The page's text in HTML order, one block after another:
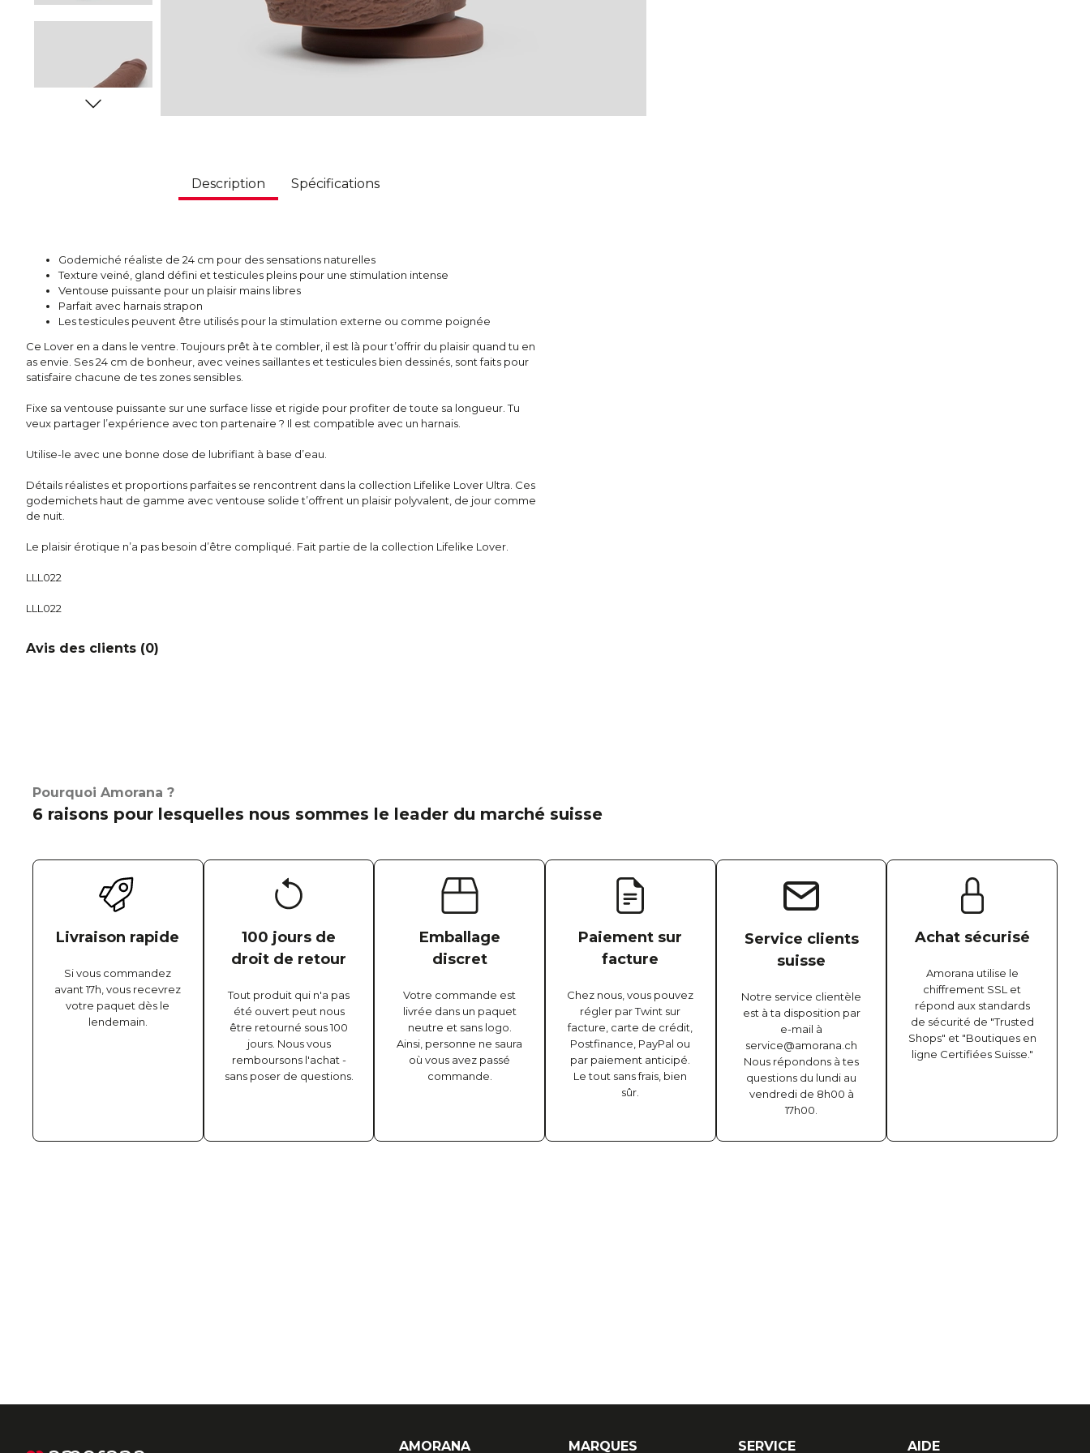
Description Spécifications
Godemiché réaliste de 24 cm pour des sensations naturelles
Texture veiné, gland défini et testicules pleins pour une stimulation intense
Ventouse puissante pour un plaisir mains libres
Parfait avec harnais strapon
Les testicules peuvent être utilisés pour la stimulation externe ou comme poignée
Ce Lover en a dans le ventre. Toujours prêt à te combler, il est là pour t’offrir du plaisir quand tu en
as envie. Ses 24 cm de bonheur, avec veines saillantes et testicules bien dessinés, sont faits pour
satisfaire chacune de tes zones sensibles.
Fixe sa ventouse puissante sur une surface lisse et rigide pour profiter de toute sa longueur. Tu
veux partager l’expérience avec ton partenaire ? Il est compatible avec un harnais.
Utilise-le avec une bonne dose de lubrifiant à base d’eau.
Détails réalistes et proportions parfaites se rencontrent dans la collection Lifelike Lover Ultra. Ces
godemichets haut de gamme avec ventouse solide t’offrent un plaisir polyvalent, de jour comme
de nuit.
Le plaisir érotique n’a pas besoin d’être compliqué. Fait partie de la collection Lifelike Lover.
LLL022
LLL022
Avis des clients (0)
Pourquoi Amorana ?
6 raisons pour lesquelles nous sommes le leader du marché suisse
Livraison rapide
Si vous commandez
avant 17h, vous recevrez
votre paquet dès le
lendemain.
100 jours de
droit de retour
Tout produit qui n'a pas
été ouvert peut nous
être retourné sous 100
jours. Nous vous
remboursons l'achat -
sans poser de questions.
Emballage
discret
Votre commande est
livrée dans un paquet
neutre et sans logo.
Ainsi, personne ne saura
où vous avez passé
commande.
Paiement sur
facture
Chez nous, vous pouvez
régler par Twint sur
facture, carte de crédit,
Postfinance, PayPal ou
par paiement anticipé.
Le tout sans frais, bien
sûr.
Service clients
suisse
Notre service clientèle
est à ta disposition par
e-mail à
service@amorana.ch
Nous répondons à tes
questions du lundi au
vendredi de 8h00 à
17h00.
Achat sécurisé
Amorana utilise le
chiffrement SSL et
répond aux standards
de sécurité de "Trusted
Shops" et "Boutiques en
ligne Certifiées Suisse."
AMORANA MARQUES SERVICE AIDE